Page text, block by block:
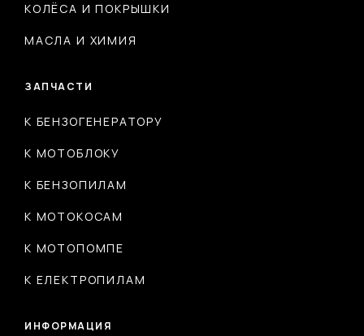
КОЛЁСА И ПОКРЫШКИ
МАСЛА И ХИМИЯ
ЗАПЧАСТИ
К БЕНЗОГЕНЕРАТОРУ
К МОТОБЛОКУ
К БЕНЗОПИЛАМ
К МОТОКОСАМ
К МОТОПОМПЕ
К ЕЛЕКТРОПИЛАМ
ИНФОРМАЦИЯ